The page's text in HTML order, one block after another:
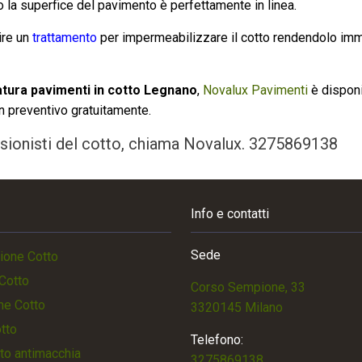
superfice del pavimento è perfettamente in linea.
untrattamento per impermeabilizzare il cotto rendendolo
pavimenti in cotto Legnano, Novalux Pavimenti è
preventivo gratuitamente.
del cotto, chiama Novalux. 3275869138
Cotto
Cotto
antimacchia
Info e contatti
Sede
Corso Sempione, 33
3320145 Milano
Telefono: